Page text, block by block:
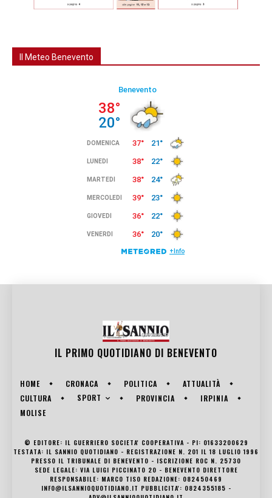
Il Meteo Benevento
IL PRIMO QUOTIDIANO DI BENEVENTO
HOME CRONACA POLITICA
ATTUALITÀ
CULTURA
SPORT PROVINCIA
IRPINIA
MOLISE
© EDITORE: IL GUERRIERO SOCIETA' COOPERATIVA - PI: 01633200629
TESTATA: IL SANNIO QUOTIDIANO - REGISTRAZIONE N. 201 IL 18 LUGLIO 1996
PRESSO IL TRIBUNALE DI BENEVENTO - ISCRIZIONE ROC N. 25730
SEDE LEGALE: VIA LUIGI PICCINATO 20 - BENEVENTO DIRETTORE
RESPONSABILE: MARCO TISO REDAZIONE: 082450469
INFO@ILSANNIOQUOTIDIANO.IT PUBBLICITA': 0824355185 -